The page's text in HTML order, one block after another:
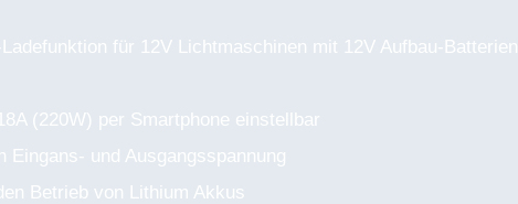
für 12V Lichtmaschinen mit 12V Aufbau-Batterien
(220W) per Smartphone einstellbar
Eingans- und Ausgangsspannung
Betrieb von Lithium Akkus